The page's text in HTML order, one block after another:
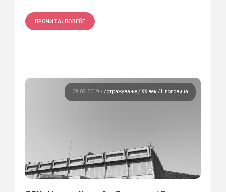
ПРОЧИТАЈ ПОВЕЌЕ
09.02.2019 • Истражување ХХ век / II половина